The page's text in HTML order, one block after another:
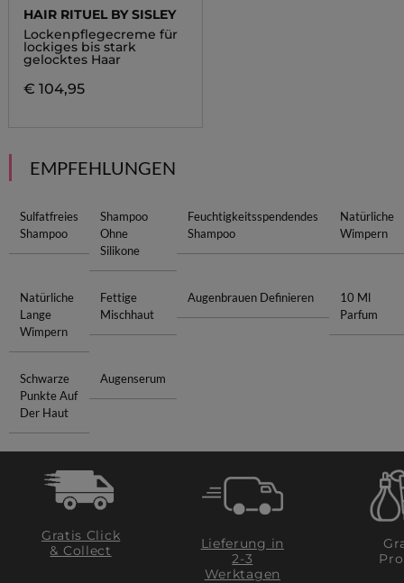
HAIR RITUEL BY SISLEY
Lockenpflegecreme für
lockiges bis stark
gelocktes Haar
€ 104,95
EMPFEHLUNGEN
Sulfatfreies
Shampoo
Shampoo
Ohne
Silikone
Feuchtigkeitsspendendes
Shampoo
Natürliche
Wimpern
Natürliche
Lange
Wimpern
Fettige
Mischhaut
Augenbrauen Definieren
10 Ml
Parfum
Schwarze
Punkte Auf
Der Haut
Augenserum
Gratis Click
& Collect
Lieferung in
2-3
Werktagen